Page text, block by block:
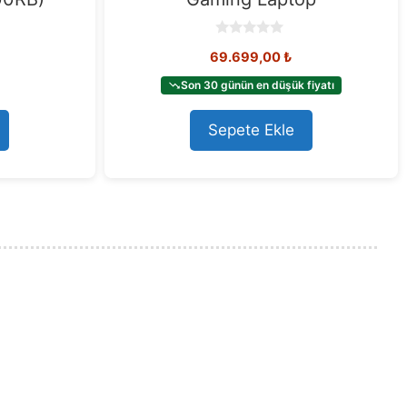
o
t
o
f
5
69.699,00₺
Son 30 günün en düşük fiyatı
Sepete Ekle